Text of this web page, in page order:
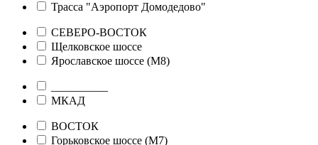
Трасса "Аэропорт Домодедово"
СЕВЕРО-ВОСТОК
Щелковское шоссе
Ярославское шоссе (М8)
МКАД
ВОСТОК
Горьковское шоссе (М7)